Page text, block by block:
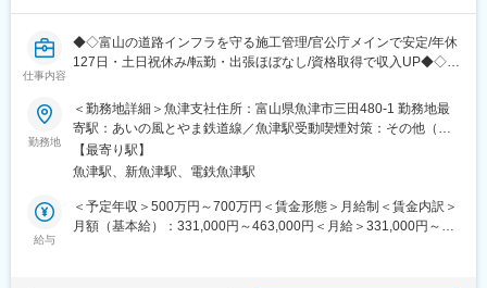
・設備工事の全工程を一貫して担当する事で、幅広く汎用的なス
キルを身につける事が出来ます！
可能◎／受験料・受講費は全額会社負担！
（例：管工事施工管理技士・消防設備士・給水工事装置主任技術
者など）
変更の範囲：会社の定める業務
有休や育休も取得しやすい環境で、年間休日は127日、土日祝休
みの完全週休二日制。
資格取得支援が充実しており、取得すればするほど資格手当が増
える仕組みです。
格を取得しやすい環境です◎
■組織構成：
工務部には8名が在籍しており、30代から50代までバランスよく
■キャリアパス：
仕事内容
◆◇富山の道路インフラを守る施工管理/官公庁メインで安定/年休
127日・土日祝休み/転勤・出張ほぼなし/資格取得で収入UP◆◇
■おすすめPOINT
・顧客は官公庁で、景気変動の影響を受けにくい安定基盤！
・3,000万円規模の案件も担当できます。
・8時に事務所出発、17時帰社、残業月10H以下
・資格取得支援有、118種の資格手当で収入即UP
・書類作成は事務職がサポート。現場管理に注力
・富山の安全を守るやりがいのある仕事
勤務地
＜勤務地詳細＞魚津支社住所：富山県魚津市三田480-1 勤務地最
寄駅：あいの風とやま鉄道線／魚津駅受動喫煙対策：その他（敷
地内禁煙（屋外喫煙可能場所あり））変更の範囲：無
【最寄り駅】
魚津駅、新魚津駅、電鉄魚津駅
給与
＜予定年収＞500万円～700万円＜賃金形態＞月給制＜賃金内訳＞
月額（基本給）：331,000円～463,000円＜月給＞331,000円～